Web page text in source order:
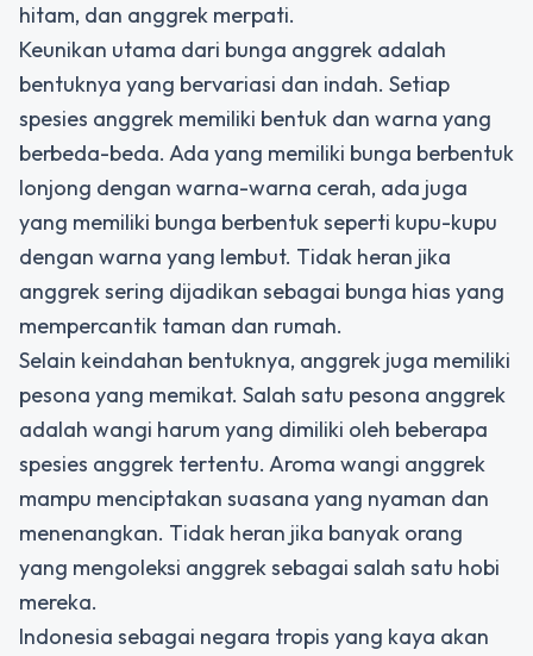
hitam, dan anggrek merpati.
Keunikan utama dari bunga anggrek adalah
bentuknya yang bervariasi dan indah. Setiap
spesies anggrek memiliki bentuk dan warna yang
berbeda-beda. Ada yang memiliki bunga berbentuk
lonjong dengan warna-warna cerah, ada juga
yang memiliki bunga berbentuk seperti kupu-kupu
dengan warna yang lembut. Tidak heran jika
anggrek sering dijadikan sebagai bunga hias yang
mempercantik taman dan rumah.
Selain keindahan bentuknya, anggrek juga memiliki
pesona yang memikat. Salah satu pesona anggrek
adalah wangi harum yang dimiliki oleh beberapa
spesies anggrek tertentu. Aroma wangi anggrek
mampu menciptakan suasana yang nyaman dan
menenangkan. Tidak heran jika banyak orang
yang mengoleksi anggrek sebagai salah satu hobi
mereka.
Indonesia sebagai negara tropis yang kaya akan